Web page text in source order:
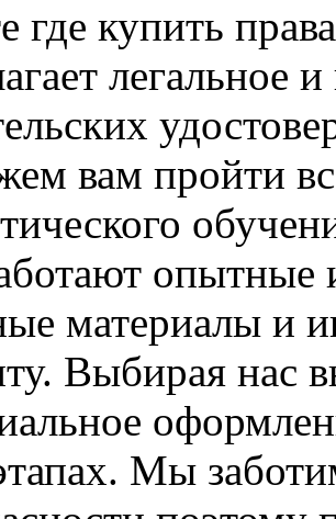
где купить
легальное
вам пройти
опытные
материалы и
Выбирая нас
Мы